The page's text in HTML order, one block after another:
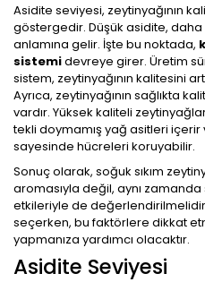
Asidite seviyesi, zeytinyağının
göstergedir. Düşük asidite, daha
anlamına gelir. İşte bu noktada,
sistemidevreye girer. Üretim
sistem, zeytinyağının kalitesini
Ayrıca, zeytinyağının sağlıkta
vardır. Yüksek kaliteli
tekli doymamış yağ asitleri
sayesinde hücreleri koruyabilir.
Sonuç olarak, soğuk sıkım
aromasıyla değil, aynı
etkileriyle de
seçerken, bu faktörlere dikkat
yapmanıza yardımcı olacaktır.
Asidite Seviyesi